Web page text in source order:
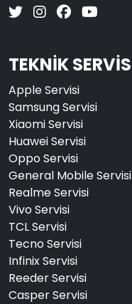
TEKNİK SERVİS
Apple Servisi
Samsung Servisi
Xiaomi Servisi
Huawei Servisi
Oppo Servisi
General Mobile Servisi
Realme Servisi
Vivo Servisi
TCL Servisi
Tecno Servisi
Infinix Servisi
Reeder Servisi
Casper Servisi